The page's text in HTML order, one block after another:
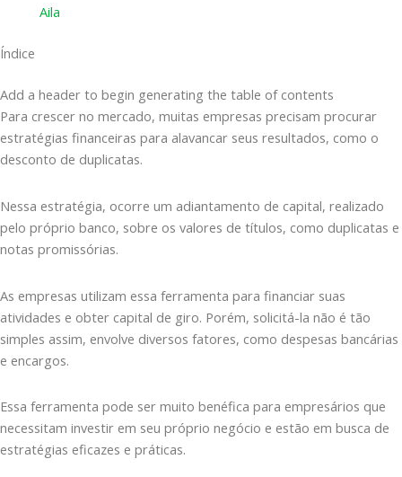
Aila
Índice
Add a header to begin generating the table of contents
Para crescer no mercado, muitas empresas precisam procurar
estratégias financeiras para alavancar seus resultados, como o
desconto de duplicatas.
Nessa estratégia, ocorre um adiantamento de capital, realizado
pelo próprio banco, sobre os valores de títulos, como duplicatas e
notas promissórias.
As empresas utilizam essa ferramenta para financiar suas
atividades e obter capital de giro. Porém, solicitá-la não é tão
simples assim, envolve diversos fatores, como despesas bancárias
e encargos.
Essa ferramenta pode ser muito benéfica para empresários que
necessitam investir em seu próprio negócio e estão em busca de
estratégias eficazes e práticas.